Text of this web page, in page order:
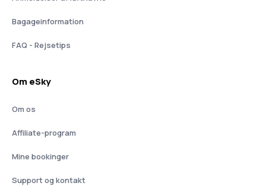
Bagageinformation
FAQ - Rejsetips
Om eSky
Om os
Affiliate-program
Mine bookinger
Support og kontakt